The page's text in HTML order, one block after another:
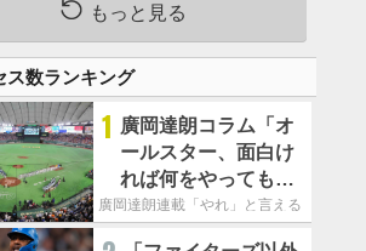
もっと見る
ス数ランキング
1 廣岡達朗コラム「オ
ールスター、面白け
れば何をやってもい
いという発想は大間
廣岡達朗連載「やれ」と言える信念